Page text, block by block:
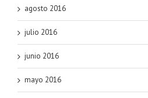
agosto 2016
julio 2016
junio 2016
mayo 2016